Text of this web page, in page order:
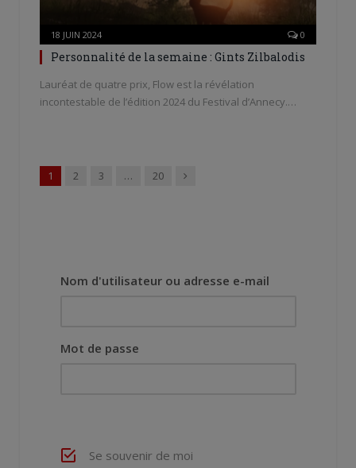
18 JUIN 2024 0
Personnalité de la semaine : Gints Zilbalodis
Lauréat de quatre prix, Flow est la révélation
incontestable de l’édition 2024 du Festival d’Annecy.…
1 2 3 … 20 Suivant
Nom d'utilisateur ou adresse e-mail
Mot de passe
Se souvenir de moi